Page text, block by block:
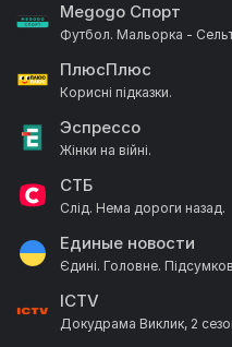
Megogo Спорт
Футбол. Мальорка -
ПлюсПлюс
Корисні підказки.
Эспрессо
Жінки на війні.
СТБ
Слід. Нема дороги назад.
Единые новости
Єдині. Головне.
ICTV
Докудрама Виклик, 2